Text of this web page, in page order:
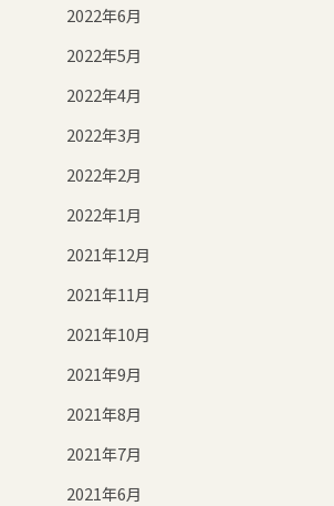
2022年6月
2022年5月
2022年4月
2022年3月
2022年2月
2022年1月
2021年12月
2021年11月
2021年10月
2021年9月
2021年8月
2021年7月
2021年6月